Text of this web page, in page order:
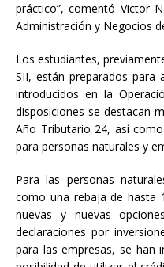
práctico”, comentó Victor
Administración y Negocios
Los estudiantes,
SII, están preparados para
introducidos en la
disposiciones se destacan
Año Tributario 24, así
para personas naturales y
Para las personas
como una rebaja de hasta
nuevas y nuevas
declaraciones por
para las empresas, se han